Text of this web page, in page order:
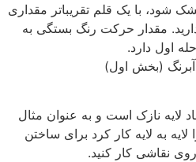
شود، با یک قلم تقریبا‌تر مقداری
مقدار حرکت رنگ بستگی به
اول دارد.
لایه نازک است و به عنوان مثال
به لایه کار کرد برای ساختن
نقاشی کار کنید.